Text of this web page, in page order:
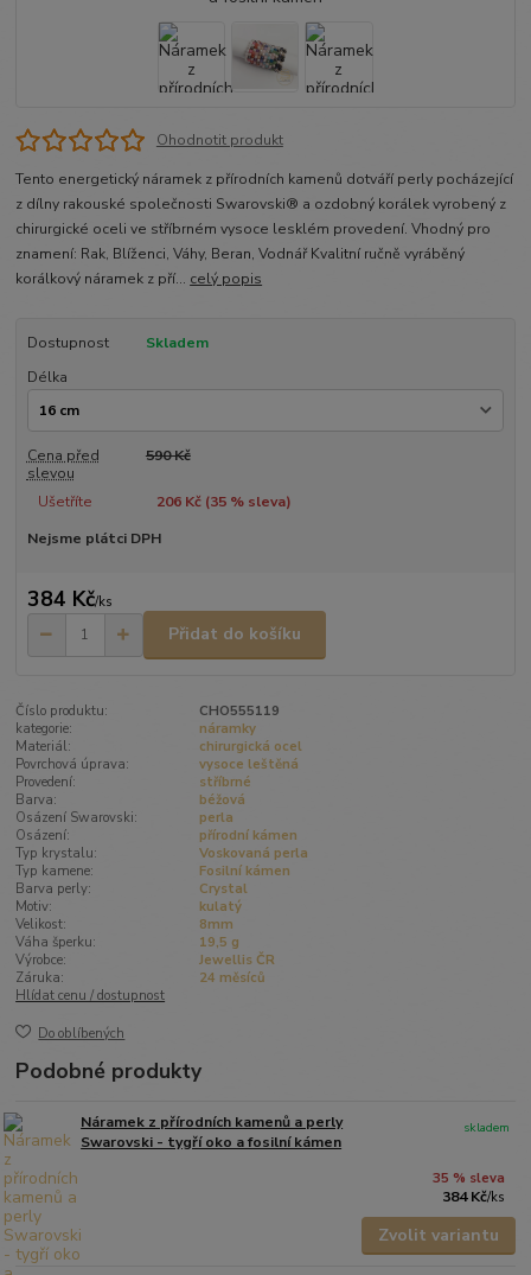
Ohodnotit produkt
Tento energetický náramek z přírodních kamenů dotváří perly pocházející
z dílny rakouské společnosti Swarovski® a ozdobný korálek vyrobený z
chirurgické oceli ve stříbrném vysoce lesklém provedení. Vhodný pro
znamení: Rak, Blíženci, Váhy, Beran, Vodnář Kvalitní ručně vyráběný
korálkový náramek z pří... celý popis
Dostupnost
Skladem
Délka
Cena před
slevou
590 Kč
Ušetříte 206 Kč (35% sleva)
Nejsme plátci DPH
384 Kč/ks
Přidat do košíku
Číslo produktu:
CHO555119
kategorie:
náramky
Materiál:
chirurgická ocel
Povrchová úprava:
vysoce leštěná
Provedení:
stříbrné
Barva:
béžová
Osázení Swarovski:
perla
Osázení:
přírodní kámen
Typ krystalu:
Voskovaná perla
Typ kamene:
Fosilní kámen
Barva perly:
Crystal
Motiv:
kulatý
Velikost:
8mm
Váha šperku:
19,5 g
Výrobce:
Jewellis ČR
Záruka:
24 měsíců
Hlídat cenu / dostupnost
Do oblíbených
Podobné produkty
Náramek z přírodních kamenů a perly
Swarovski - tygří oko a fosilní kámen
35 % sleva
384 Kč/ks
skladem
Zvolit variantu